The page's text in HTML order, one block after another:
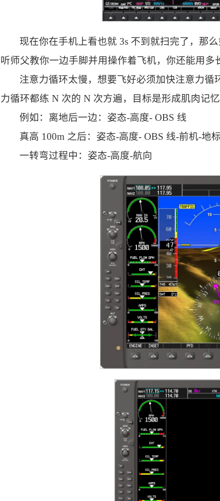
现在你在手机上看也就 3s 不到就扫完了，那
听师父教你一边手脚并用操作着飞机，你还能用多
注意力循环太慢，想要飞好必须加快注意力
力循环都练 N 次的 N 次方遍，目标是形成肌肉记忆
例如：离地后一边：姿态-高度- OBS 线
真高 100m 之后：姿态-高度- OBS 线-前机-地标
一转弯过程中：姿态-高度-航向